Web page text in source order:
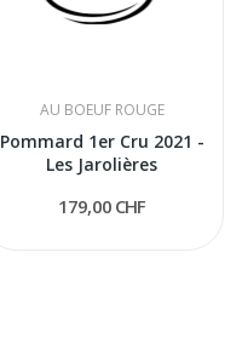
AU BOEUF ROUGE
Pommard 1er Cru 2021 -
Les Jarolières
179,00 CHF